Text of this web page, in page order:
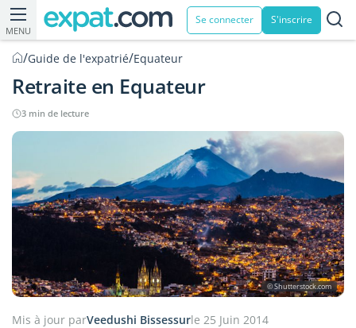
MENU
Se connecter S'inscrire
/Guide de l'expatrié/Equateur
Retraite en Equateur
3 min de lecture
© Shutterstock.com
Mis à jour parVeedushi Bissessurle 25 Juin 2014